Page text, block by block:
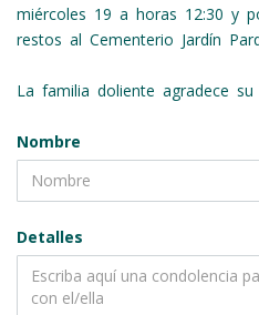
miércoles 19 a horas 12:30 y
restos al Cementerio Jardín
La familia doliente agradece su
Nombre
Detalles